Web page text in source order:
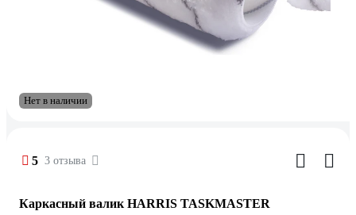
Нет в наличии
5 3 отзыва
Каркасный валик HARRIS TASKMASTER